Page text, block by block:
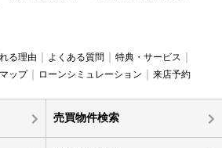
る理由 よくある質問
特典・サービス
ップ ローンシミュレーション 来店予約
売買物件検索